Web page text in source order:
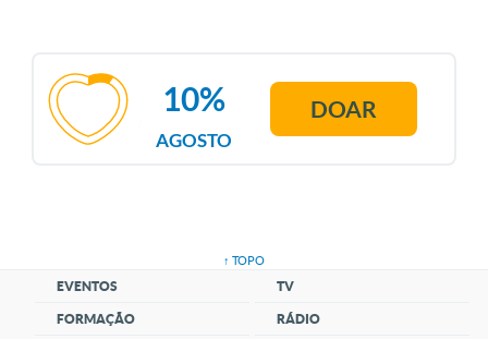
AGOSTO
10% DOAR
↑ TOPO
EVENTOS
FORMAÇÃO
TV
RÁDIO